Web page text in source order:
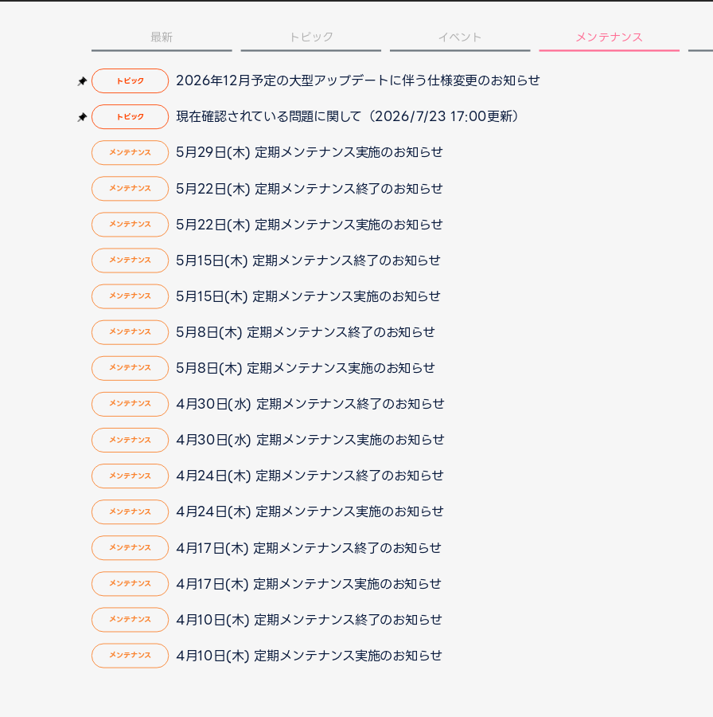
最新 トピック イベント メンテナンス
トピック 2026年12月予定の大型アップデートに伴う仕様変更のお知らせ
トピック 現在確認されている問題に関して（2026/7/23 17:00更新）
メンテナンス 5月29日(木) 定期メンテナンス実施のお知らせ
メンテナンス 5月22日(木) 定期メンテナンス終了のお知らせ
メンテナンス 5月22日(木) 定期メンテナンス実施のお知らせ
メンテナンス 5月15日(木) 定期メンテナンス終了のお知らせ
メンテナンス 5月15日(木) 定期メンテナンス実施のお知らせ
メンテナンス 5月8日(木) 定期メンテナンス終了のお知らせ
メンテナンス 5月8日(木) 定期メンテナンス実施のお知らせ
メンテナンス 4月30日(水) 定期メンテナンス終了のお知らせ
メンテナンス 4月30日(水) 定期メンテナンス実施のお知らせ
メンテナンス 4月24日(木) 定期メンテナンス終了のお知らせ
メンテナンス 4月24日(木) 定期メンテナンス実施のお知らせ
メンテナンス 4月17日(木) 定期メンテナンス終了のお知らせ
メンテナンス 4月17日(木) 定期メンテナンス実施のお知らせ
メンテナンス 4月10日(木) 定期メンテナンス終了のお知らせ
メンテナンス 4月10日(木) 定期メンテナンス実施のお知らせ